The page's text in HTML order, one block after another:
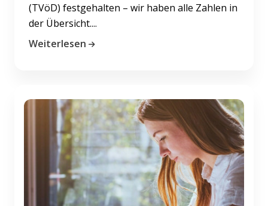
(TVöD) festgehalten – wir haben alle Zahlen in
der Übersicht....
Weiterlesen